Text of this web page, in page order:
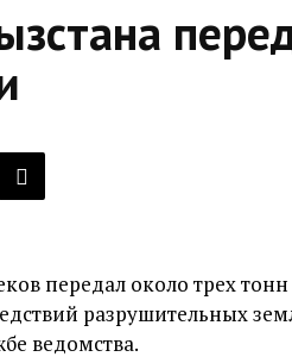
передал около трех
разрушительных
ведомства.